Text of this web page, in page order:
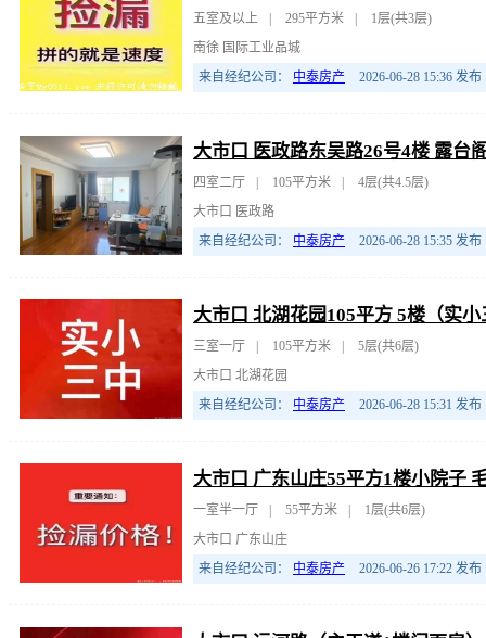
五室及以上 295平方米
1层(共3层)
南徐 国际工业品城
来自经纪公司： 中泰房产 2026-06-28 15:36 发布
大市口 医政路东吴路26号4楼 露台
四室二厅 105平方米
4层(共4.5层)
大市口 医政路
来自经纪公司： 中泰房产 2026-06-28 15:35 发布
大市口 北湖花园105平方 5楼（实
三室一厅 105平方米
5层(共6层)
大市口 北湖花园
来自经纪公司： 中泰房产 2026-06-28 15:31 发布
大市口 广东山庄55平方1楼小院子
一室半一厅 55平方米
1层(共6层)
大市口 广东山庄
来自经纪公司： 中泰房产 2026-06-26 17:22 发布